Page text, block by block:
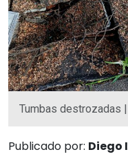
Tumbas destrozadas
Publicado por: Diego